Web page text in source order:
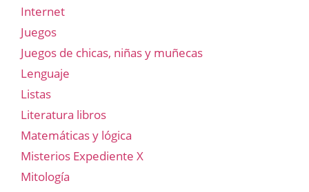
Internet
Juegos
Juegos de chicas, niñas y muñecas
Lenguaje
Listas
Literatura libros
Matemáticas y lógica
Misterios Expediente X
Mitología